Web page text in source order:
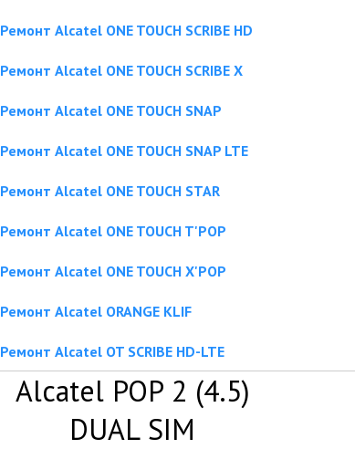
Ремонт Alcatel ONE TOUCH SCRIBE HD
Ремонт Alcatel ONE TOUCH SCRIBE X
Ремонт Alcatel ONE TOUCH SNAP
Ремонт Alcatel ONE TOUCH SNAP LTE
Ремонт Alcatel ONE TOUCH STAR
Ремонт Alcatel ONE TOUCH T'POP
Ремонт Alcatel ONE TOUCH X'POP
Ремонт Alcatel ORANGE KLIF
Ремонт Alcatel OT SCRIBE HD-LTE
Alcatel POP 2 (4.5)
DUAL SIM